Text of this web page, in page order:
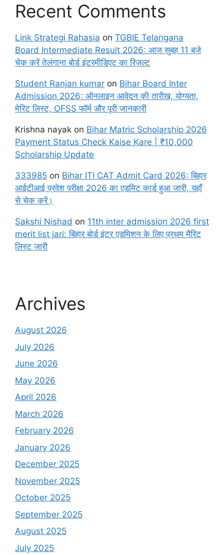
Recent Comments
Link Strategi Rahasia on TGBIE Telangana
Board Intermediate Result 2026: आज सुबह 11 बजे
चेक करें तेलंगाना बोर्ड इंटरमीडिएट का रिजल्ट
Student Ranjan kumar on Bihar Board Inter
Admission 2026: ऑनलाइन आवेदन की तारीख, योग्यता,
मेरिट लिस्ट, OFSS फॉर्म और पूरी जानकारी
Krishna nayak on Bihar Matric Scholarship 2026
Payment Status Check Kaise Kare | ₹10,000
Scholarship Update
333985 on Bihar ITI CAT Admit Card 2026: बिहार
आईटीआई प्रवेश परीक्षा 2026 का एडमिट कार्ड हुआ जारी, यहाँ
से चेक करें।
Sakshi Nishad on 11th inter admission 2026 first
merit list jari: बिहार बोर्ड इंटर एडमिशन के लिए प्रथम मैरिट
लिस्ट जारी
Archives
August 2026
July 2026
June 2026
May 2026
April 2026
March 2026
February 2026
January 2026
December 2025
November 2025
October 2025
September 2025
August 2025
July 2025